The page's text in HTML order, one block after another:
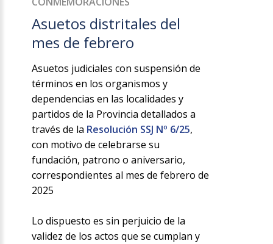
Asuetos distritales del
mes de febrero
Asuetos judiciales con suspensión de
términos en los organismos y
dependencias en las localidades y
partidos de la Provincia detallados a
través de la Resolución SSJ Nº 6/25,
con motivo de celebrarse su
fundación, patrono o aniversario,
correspondientes al mes de febrero de
2025
Lo dispuesto es sin perjuicio de la
validez de los actos que se cumplan y